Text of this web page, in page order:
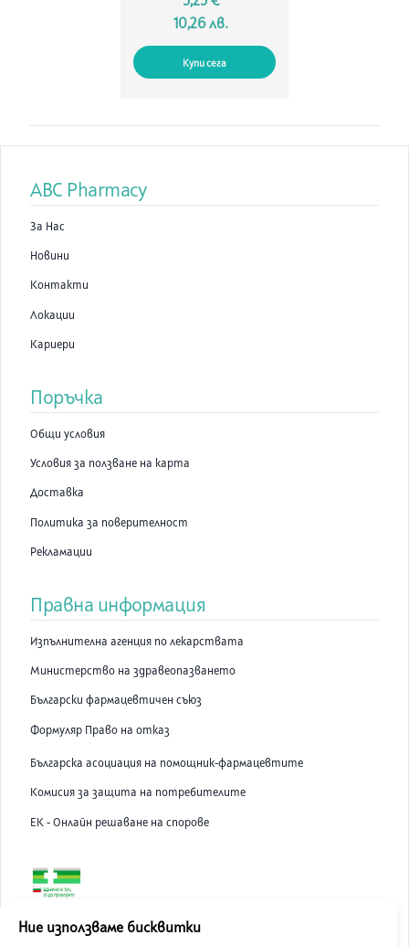
10,26 лв.
Купи сега
ABC Pharmacy
За Нас
Новини
Контакти
Локации
Кариери
Поръчка
Общи условия
Условия за ползване на карта
Доставка
Политика за поверителност
Рекламации
Правна информация
Изпълнителна агенция по лекарствата
Министерство на здравеопазването
Български фармацевтичен съюз
Формуляр Право на отказ
Българска асоциация на помощник-фармацевтите
Комисия за защита на потребителите
ЕК - Онлайн решаване на спорове
ABC Pharmacy онлайн аптека е лицензирана от Изпълнителна
Ние използваме бисквитки